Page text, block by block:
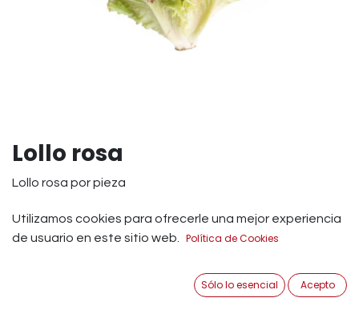
Lollo rosa
Lollo rosa por pieza
El lollo rosa es una lechuga rizada, de color rojizo y sabor
amargo. Formada por hojas de diferentes formas y
mineral, la lechuga ayuda al crecimiento de los niños.
Esta hortaliza no solo nutre y calma la semilla, sino que
Utilizamos cookies para ofrecerle una mejor experiencia
de usuario en este sitio web. Política de Cookies
Sólo lo esencial Acepto